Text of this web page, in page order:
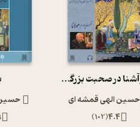
دیدار آشنا در صحبت بزرگان با دکتر الهی قمشه ای
حسین الهی قمشه ای
4.4
(
102
)